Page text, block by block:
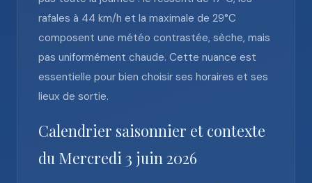
rafales à 44 km/h et la maximale de 29°C
composent une météo contrastée, sèche, mais
pas uniformément chaude. Cette nuance est
essentielle pour bien choisir ses horaires et ses
lieux de sortie.
Calendrier saisonnier et contexte
du Mercredi 3 juin 2026